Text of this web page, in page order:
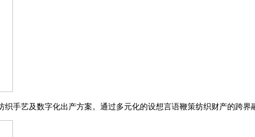
手艺及数字化出产方案‌。通过多元化的设想言语鞭策纺织财产的跨界